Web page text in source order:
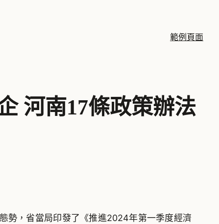
範例頁面
河南17條政策辦法
，省當局印發了《推進2024年第一季度經濟